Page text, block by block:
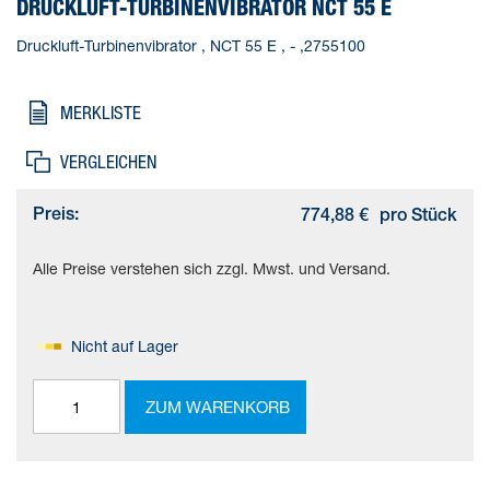
DRUCKLUFT-TURBINENVIBRATOR NCT 55 E
Druckluft-Turbinenvibrator , NCT 55 E , - ,2755100
MERKLISTE
VERGLEICHEN
Preis: 774,88 € pro Stück
Alle Preise verstehen sich zzgl. Mwst. und Versand.
Nicht auf Lager
ZUM WARENKORB